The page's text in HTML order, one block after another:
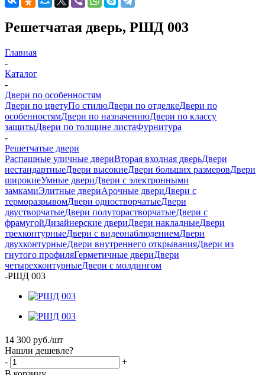
Решетчатая дверь, РШД 003
Главная
-
Каталог
-
Двери по особенностям
Двери по цветуПо стилюДвери по отделкеДвери по
особенностямДвери по назначениюДвери по классу
защитыДвери по толщине листаФурнитура
-
Решетчатые двери
Распашные уличные двериВторая входная дверьДвери
нестандартныеДвери высокиеДвери больших размеровДвери
широкиеУмные двериДвери с электронными
замкамиЭлитные двериАрочные двериДвери с
терморазрывомДвери одностворчатыеДвери
двустворчатыеДвери полуторастворчатыеДвери с
фрамугойДизайнерские двериДвери накладныеДвери
трехконтурныеДвери с видеонаблюдениемДвери
двухконтурныеДвери внутреннего открыванияДвери из
гнутого профиляГерметичные двериДвери
четырехконтурныеДвери с молдингом
-РШД 003
14 300 руб./шт
Нашли дешевле?
-
+